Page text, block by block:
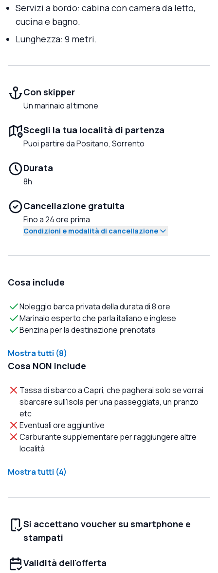
Servizi a bordo: cabina con camera da letto,
cucina e bagno.
Lunghezza: 9 metri.
Con skipper
Un marinaio al timone
Scegli la tua località di partenza
Puoi partire da Positano, Sorrento
Durata
8h
Cancellazione gratuita
Fino a 24 ore prima
Condizioni e modalità di cancellazione
Cosa include
Noleggio barca privata della durata di 8 ore
Marinaio esperto che parla italiano e inglese
Benzina per la destinazione prenotata
Mostra tutti (8)
Cosa NON include
Tassa di sbarco a Capri, che pagherai solo se vorrai
sbarcare sull'isola per una passeggiata, un pranzo
etc
Eventuali ore aggiuntive
Carburante supplementare per raggiungere altre
località
Mostra tutti (4)
Si accettano voucher su smartphone e
stampati
Validità dell'offerta